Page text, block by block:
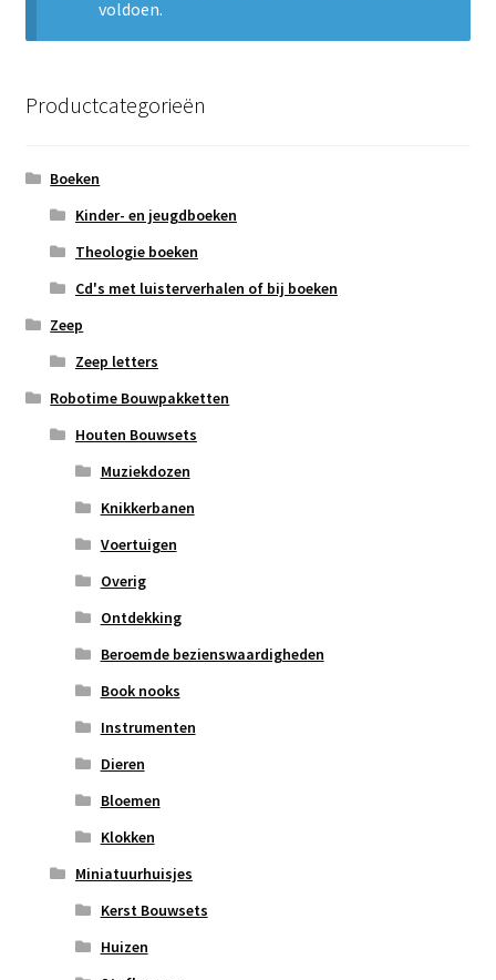
voldoen.
Productcategorieën
Boeken
Kinder- en jeugdboeken
Theologie boeken
Cd's met luisterverhalen of bij boeken
Zeep
Zeep letters
Robotime Bouwpakketten
Houten Bouwsets
Muziekdozen
Knikkerbanen
Voertuigen
Overig
Ontdekking
Beroemde bezienswaardigheden
Book nooks
Instrumenten
Dieren
Bloemen
Klokken
Miniatuurhuisjes
Kerst Bouwsets
Huizen